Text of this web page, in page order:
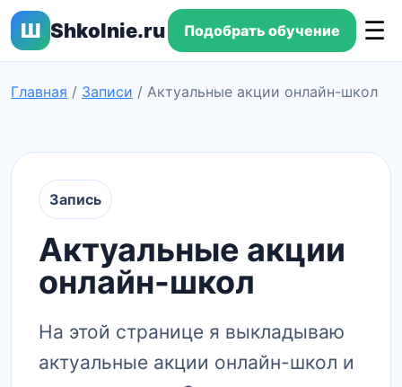
Ш Shkolnie.ru Подобрать обучение ☰
Главная / Записи / Актуальные акции онлайн-школ
Запись
Актуальные акции
онлайн-школ
На этой странице я выкладываю
актуальные акции онлайн-школ и